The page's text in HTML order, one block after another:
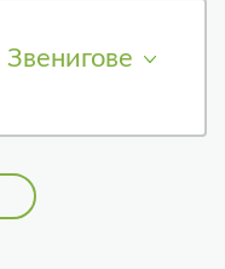
Звенигове